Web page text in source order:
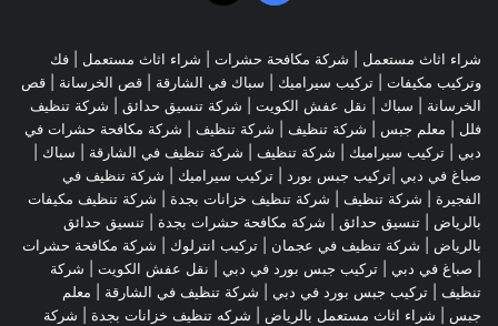
شراء اثاث مستعمل شركة مكافحة حشرات شراء اثاث مستعمل
فك
وتركيب مكيفات | تركيب سيراميك | سباك في الشارقة قص الخرسانة | قص
الخرسانة | سباك نقل عفش الكويت شركة تنسيق حدائق
شركة تنظيف
فلل
معلم جبس شركة تنظيف شركة تنظيف
شركة مكافحة حشرات في
دبي
تركيب سيراميك شركة تنظيف شركة تنظيف في الشارقة | سباك |
صباغ في دبي |تركيب جبس بورد | تركيب سيراميك
شركة تنظيف في
الفجيرة
شركة تنظيف شركة تنظيف خزانات بجدة
شركة تنظيف مكيفات
بالرياض
تنسيق حدائق شركة مكافحة حشرات بجدة
تنسيق حدائق
بالرياض
شركة تنظيف في عجمان | تركيب انترلوك | شركة مكافحة حشرات
صباغ في دبي تركيب جبس بورد في دبي نقل عفش الكويت
شركة
تنظيف
تركيب جبس بورد في دبي شركة تنظيف في الشارقة
معلم
جبس
شراء اثاث مستعمل بالرياض شركه تنظيف خزانات بجدة
شركة